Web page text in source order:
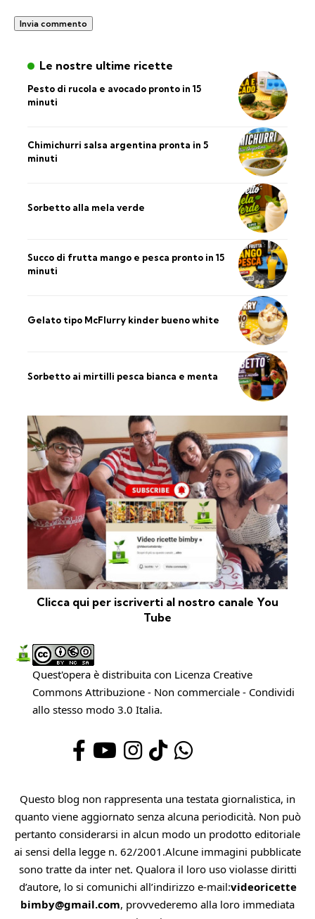
Le nostre ultime ricette
Pesto di rucola e avocado pronto in 15
minuti
Chimichurri salsa argentina pronta in 5
minuti
Sorbetto alla mela verde
Succo di frutta mango e pesca pronto in 15
minuti
Gelato tipo McFlurry kinder bueno white
Sorbetto ai mirtilli pesca bianca e menta
Clicca qui per iscriverti al nostro canale You
Tube
Quest'opera è distribuita con Licenza Creative
Commons Attribuzione - Non commerciale - Condividi
allo stesso modo 3.0 Italia.
Questo blog non rappresenta una testata giornalistica, in
quanto viene aggiornato senza alcuna periodicità. Non può
pertanto considerarsi in alcun modo un prodotto editoriale
ai sensi della legge n. 62/2001.Alcune immagini pubblicate
sono tratte da inter net. Qualora il loro uso violasse diritti
d’autore, lo si comunichi all’indirizzo e-mail:videoricette
bimby@gmail.com, provvederemo alla loro immediata